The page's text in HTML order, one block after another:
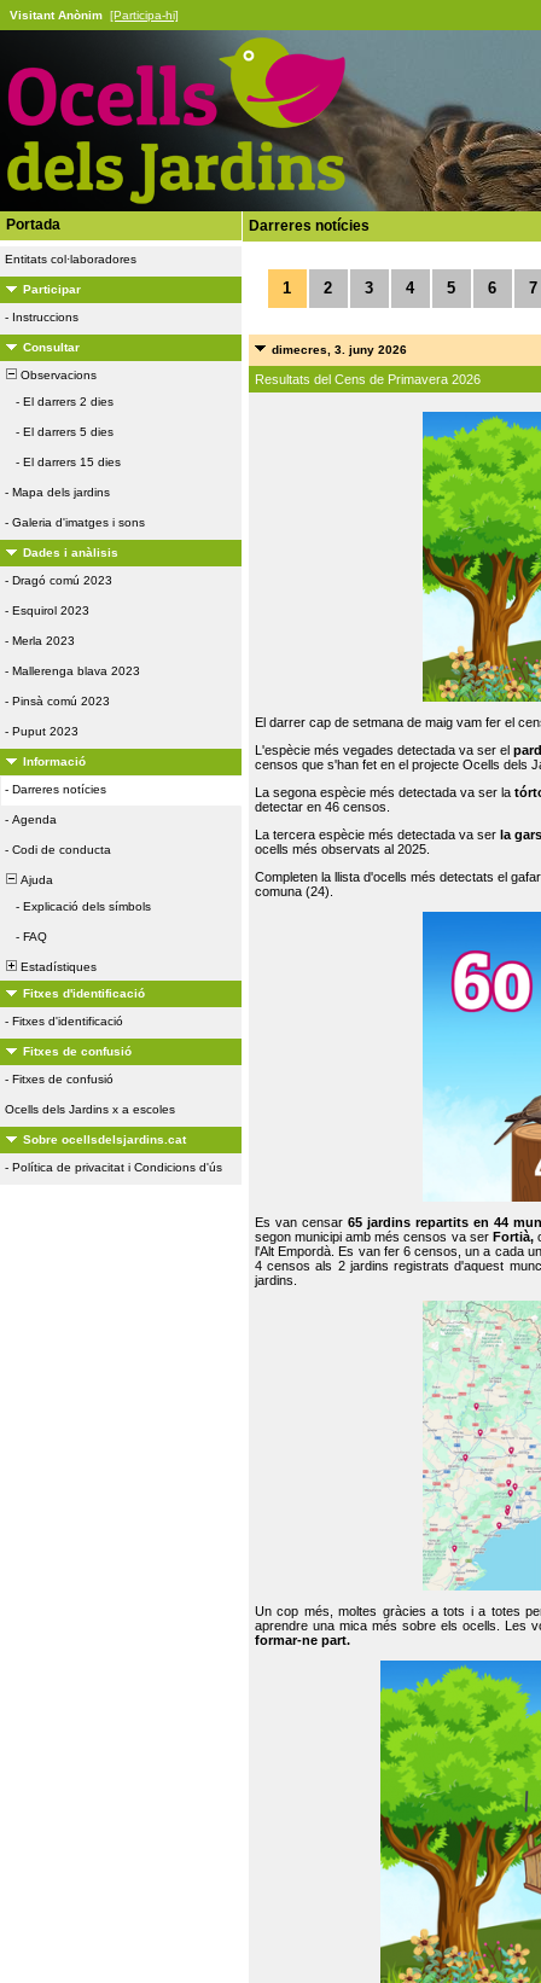
Visitant Anònim [Participa-hi]
Portada
Entitats col·laboradores
Participar
- Instruccions
Consultar
Observacions
- El darrers 2 dies
- El darrers 5 dies
- El darrers 15 dies
- Mapa dels jardins
- Galeria d'imatges i sons
Dades i anàlisis
- Dragó comú 2023
- Esquirol 2023
- Merla 2023
- Mallerenga blava 2023
- Pinsà comú 2023
- Puput 2023
Informació
- Darreres notícies
- Agenda
- Codi de conducta
Ajuda
- Explicació dels símbols
- FAQ
Estadístiques
Fitxes d'identificació
- Fitxes d'identificació
Fitxes de confusió
- Fitxes de confusió
Ocells dels Jardins x a escoles
Sobre ocellsdelsjardins.cat
- Política de privacitat i Condicions d'ús
Darreres notícies
1 2 3 4 5 6 7
dimecres, 3. juny 2026
Resultats del Cens de Primavera 2026
El darrer cap de setmana de maig vam fer el
L'espècie més vegades detectada va ser el
censos que s'han fet en el projecte Ocells dels
La segona espècie més detectada va ser la
detectar en 46 censos.
La tercera espècie més detectada va ser la
ocells més observats al 2025.
Completen la llista d'ocells més detectats el
comuna (24).
Es van censar65 jardins repartits en 44
segon municipi amb més censos va ser Fortià,
l'Alt Empordà. Es van fer 6 censos, un a cada
4 censos als 2 jardins registrats d'aquest
jardins.
Un cop més, moltes gràcies a tots i a totes
aprendre una mica més sobre els ocells. Les
formar-ne part.